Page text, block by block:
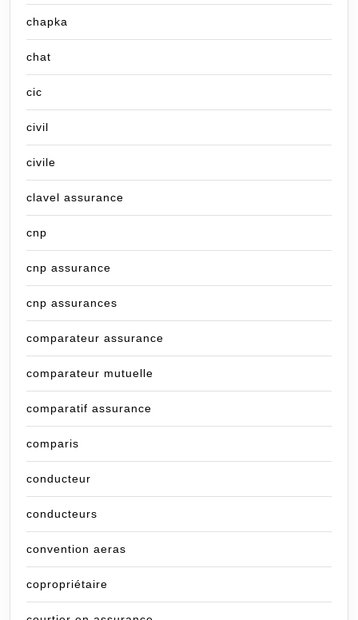
chapka
chat
cic
civil
civile
clavel assurance
cnp
cnp assurance
cnp assurances
comparateur assurance
comparateur mutuelle
comparatif assurance
comparis
conducteur
conducteurs
convention aeras
copropriétaire